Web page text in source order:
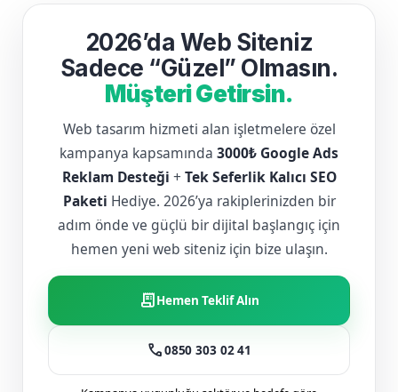
2026’da Web Siteniz
Sadece “Güzel” Olmasın.
Müşteri Getirsin.
Web tasarım hizmeti alan işletmelere özel
kampanya kapsamında 3000₺ Google Ads
Reklam Desteği + Tek Seferlik Kalıcı SEO
Paketi Hediye. 2026’ya rakiplerinizden bir
adım önde ve güçlü bir dijital başlangıç için
hemen yeni web siteniz için bize ulaşın.
receipt_longHemen Teklif Alın
call0850 303 02 41